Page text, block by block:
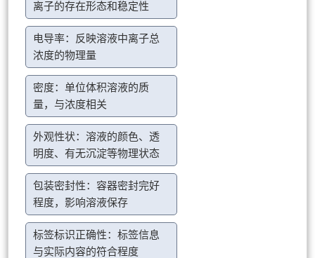
离子的存在形态和稳定性
电导率：反映溶液中离子总
浓度的物理量
密度：单位体积溶液的质
量，与浓度相关
外观性状：溶液的颜色、透
明度、有无沉淀等物理状态
包装密封性：容器密封完好
程度，影响溶液保存
标签标识正确性：标签信息
与实际内容的符合程度